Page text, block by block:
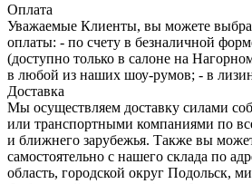
Оплата
Уважаемые Клиенты, вы можете
оплаты: - по счету в безналичной
(доступно только в салоне на
в любой из наших шоу-румов; - в
Доставка
Мы осуществляем доставку силами
или транспортными компаниями по
и ближнего зарубежья. Также вы
самостоятельно с нашего склада по
область, городcкой округ Подольск,